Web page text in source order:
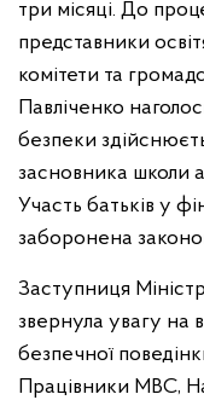
три місяці. До
представники
комітети та
Павліченко
безпеки
засновника школи
Участь батьків у
заборонена
Заступниця
звернула увагу на
безпечної
Працівники МВС,